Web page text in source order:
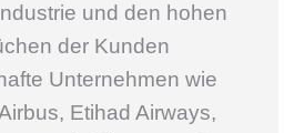
und den hohen
der Kunden
Unternehmen wie
Etihad Airways,